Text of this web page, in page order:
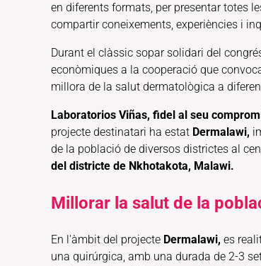
en diferents formats, per presentar totes
compartir coneixements, experiències i
Durant el clàssic sopar solidari del
econòmiques a la cooperació que
millora de la salut dermatològica a
Laboratorios Viñas, fidel al seu
projecte destinatari ha estat Dermalawi,
de la població de diversos districtes al
del districte de Nkhotakota, Malawi.
Millorar la salut de la
En l'àmbit del projecte Dermalawi, es
una quirúrgica, amb una durada de 2-3